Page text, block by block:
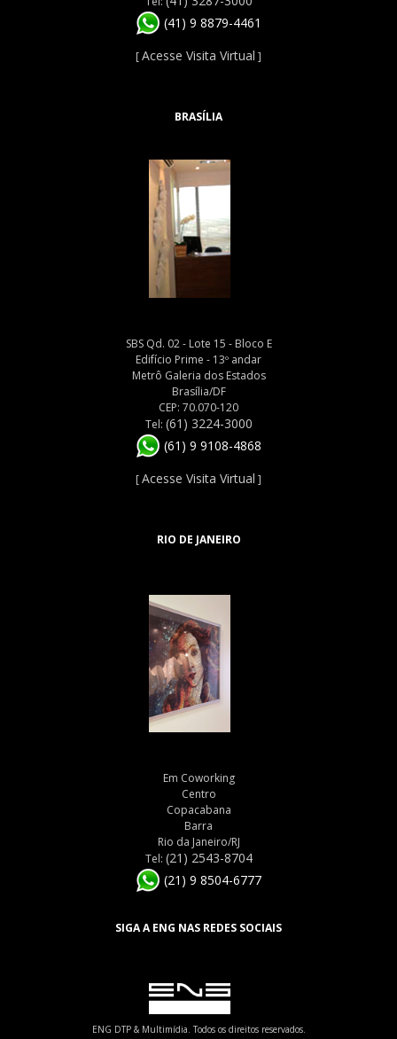
(41) 9 8879-4461
[Acesse Visita Virtual ]
BRASÍLIA
SBS Qd. 02 - Lote 15 - Bloco E
Edifício Prime - 13º andar
Metrô Galeria dos Estados
Brasília/DF
CEP: 70.070-120
Tel: (61) 3224-3000
(61) 9 9108-4868
[Acesse Visita Virtual ]
RIO DE JANEIRO
Em Coworking
Centro
Copacabana
Barra
Rio da Janeiro/RJ
Tel: (21) 2543-8704
(21) 9 8504-6777
SIGA A ENG NAS REDES SOCIAIS
ENG DTP & Multimídia. Todos os direitos reservados.